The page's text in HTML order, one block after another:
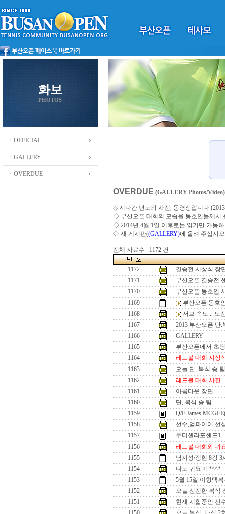
화보
PHOTOS
ㆍOFFICIAL
ㆍGALLERY
ㆍOVERDUE
OVERDUE (GALLERY Photos/Video)
◇ 지나간 년도의 사진, 동영상입니다
◇ 부산오픈 대회의 모습을 동호인들께서
◇ 2014년 4월 1일 이후로는 읽기만 가능
◇ 새 게시판((GALLERY)에 올려 주십시오
전체 자료수 : 1172 건
1172
결승전 시상식 장
1171
부산오픈 결승전
1170
부산오픈 동호인
1169
부산오픈 동호
1168
서브 속도... 도
1167
2013 부산오픈 단
1166
GALLERY
1165
부산오픈에서 초
1164
레드볼 대회 시상
1163
오늘 단, 복식 승 팀
1162
레드볼 대회 사진
1161
아름다운 장면
1160
단, 복식 승 팀
1159
Q/F James
1158
선수,엄파이어,선
1157
두디셀라포핸드1
1156
레드볼 대회와 귀
1155
남지성/정현 8강 3
1154
나도 귀요미 *^^*
1153
5월 15일 이형택
1152
오늘 선전한 복식
1151
현재 시합중인 선